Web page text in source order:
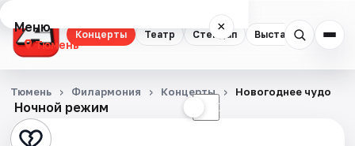
Концерты Театр Стендап Выставки
Меню ×
Тюмень
Концерты
Театр
Ночной режим ☾
Тюмень Филармония Концерты Новогоднее чудо